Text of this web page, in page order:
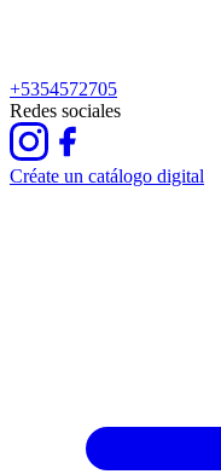
+5354572705
Redes sociales
Créate un catálogo digital